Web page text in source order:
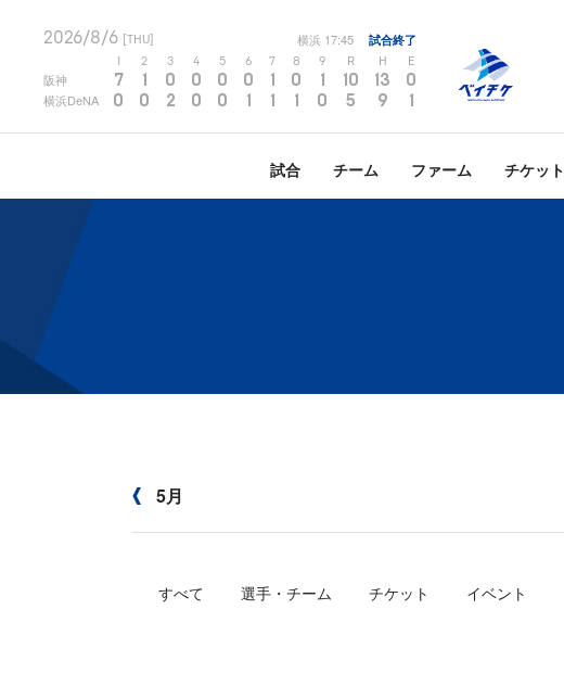
2026/8/6 [THU] 横浜 17:45 試合終了
2 3 4 5 6 7 8 9 R H E
阪神 7 1 0 0 0 0 1 0 1 10 13 0
横浜DeNA 0 0 2 0 0 1 1 1 0 5 9 1
試合 チーム ファーム チケット
5月
すべて 選手・チーム チケット イベント